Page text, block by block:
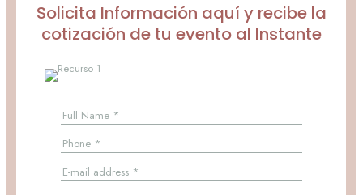
Solicita Información aquí y recibe la
cotización de tu evento al Instante